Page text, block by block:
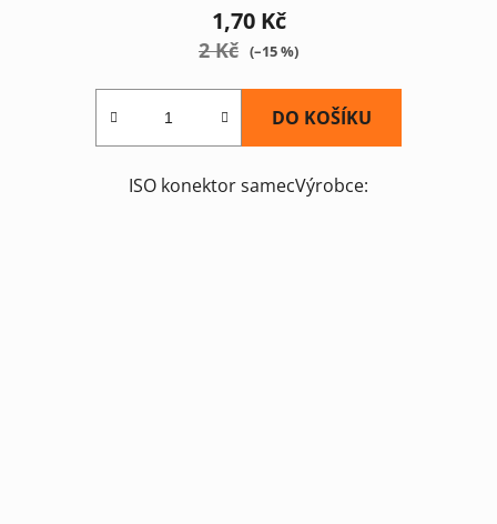
1,70 Kč
2 Kč (–15 %)
DO KOŠÍKU
ISO konektor samecVýrobce: